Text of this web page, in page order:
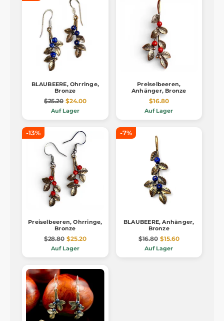
BLAUBEERE, Ohrringe,
Bronze
$25.20 $24.00
Auf Lager
Preiselbeeren,
Anhänger, Bronze
$16.80
Auf Lager
-13%
Preiselbeeren, Ohrringe,
Bronze
$28.80 $25.20
Auf Lager
-7%
BLAUBEERE, Anhänger,
Bronze
$16.80 $15.60
Auf Lager